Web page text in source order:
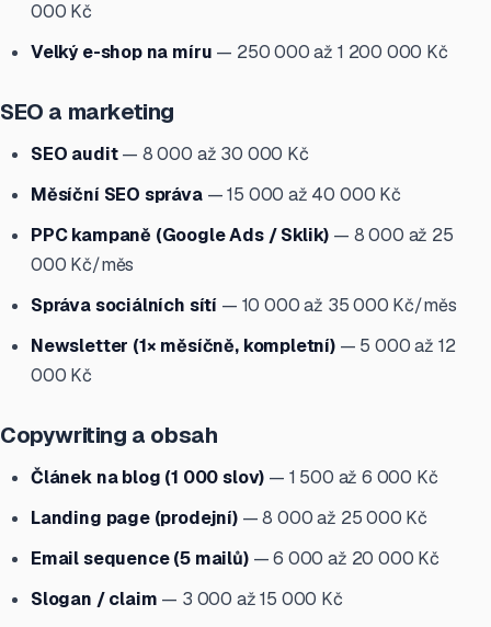
000 Kč
Velký e-shop na míru — 250 000 až 1 200 000 Kč
SEO a marketing
SEO audit— 8 000 až 30 000 Kč
Měsíční SEO správa— 15 000 až 40 000 Kč
PPC kampaně (Google Ads / Sklik) — 8 000 až 25
000 Kč/měs
Správa sociálních sítí — 10 000 až 35 000 Kč/měs
Newsletter (1× měsíčně, kompletní)— 5 000 až 12
000 Kč
Copywriting a obsah
Článek na blog (1 000 slov) — 1 500 až 6 000 Kč
Landing page (prodejní)— 8 000 až 25 000 Kč
Email sequence (5 mailů)— 6 000 až 20 000 Kč
Slogan / claim — 3 000 až 15 000 Kč